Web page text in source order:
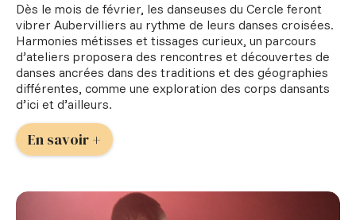
Dès le mois de février, les danseuses du Cercle feront
vibrer Aubervilliers au rythme de leurs danses croisées.
Harmonies métisses et tissages curieux, un parcours
d’ateliers proposera des rencontres et découvertes de
danses ancrées dans des traditions et des géographies
différentes, comme une exploration des corps dansants
d’ici et d’ailleurs.
En savoir +